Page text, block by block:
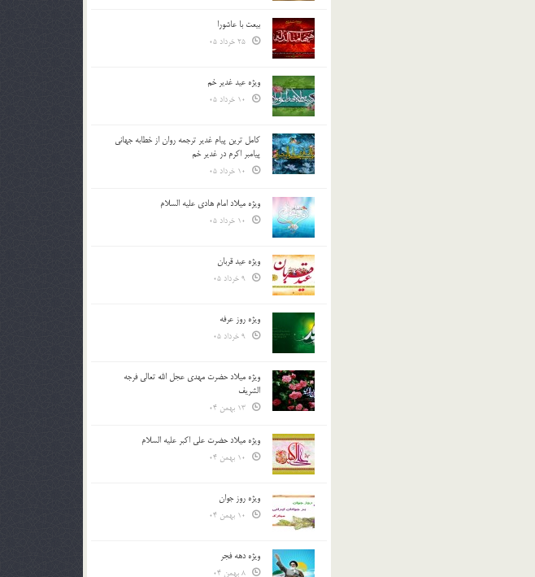
بیعت با عاشورا
ویژه عید غدیر خم
کامل ترین پیام غدیر ترجمه روان از خطابه جهانی
پیامبر اکرم در غدیر خم
ویژه میلاد امام هادی علیه السلام
ویژه عید قربان
ویژه روز عرفه
ویژه میلاد حضرت مهدی عجل الله تعالی فرجه
الشريف
ویژه میلاد حضرت علی اکبر علیه السلام
ویژه روز جوان
ویژه دهه فجر